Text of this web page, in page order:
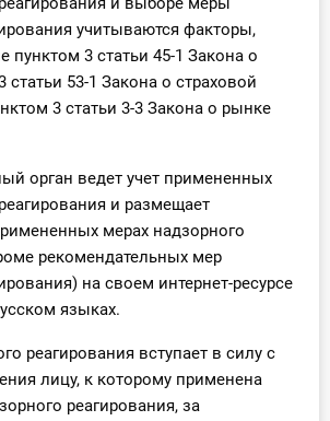
учитываются факторы,
пунктом 3 статьи 45-1 Закона о
статьи 53-1 Закона о страховой
3 статьи 3-3 Закона о рынке
орган ведет учет примененных
и размещает
мерах надзорного
рекомендательных мер
на своем интернет-ресурсе
языках.
реагирования вступает в силу с
лицу, к которому применена
реагирования, за